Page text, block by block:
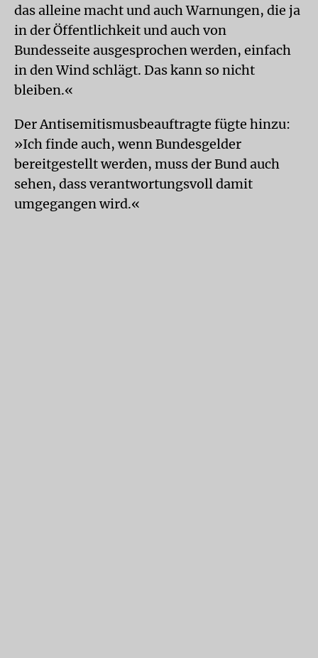
das alleine macht und auch Warnungen, die ja
in der Öffentlichkeit und auch von
Bundesseite ausgesprochen werden, einfach
in den Wind schlägt. Das kann so nicht
bleiben.«
Der Antisemitismusbeauftragte fügte hinzu:
»Ich finde auch, wenn Bundesgelder
bereitgestellt werden, muss der Bund auch
sehen, dass verantwortungsvoll damit
umgegangen wird.«